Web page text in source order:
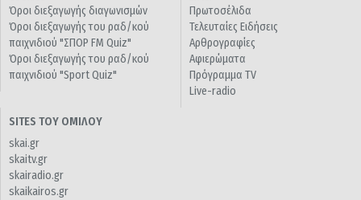
Όροι διεξαγωγής διαγωνισμών
Όροι διεξαγωγής του ραδ/κού
παιχνιδιού "ΣΠΟΡ FM Quiz"
Όροι διεξαγωγής του ραδ/κού
παιχνιδιού "Sport Quiz"
Πρωτοσέλιδα
Τελευταίες Ειδήσεις
Αρθρογραφίες
Αφιερώματα
Πρόγραμμα TV
Live-radio
SITES ΤΟΥ ΟΜΙΛΟΥ
skai.gr
skaitv.gr
skairadio.gr
skaikairos.gr